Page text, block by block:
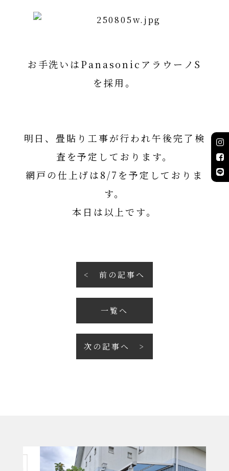
お手洗いはPanasonicアラウーノS
を採用。
明日、畳貼り工事が行われ午後完了検
査を予定しております。
網戸の仕上げは8/7を予定しておりま
す。
本日は以上です。
前の記事へ
一覧へ
次の記事へ